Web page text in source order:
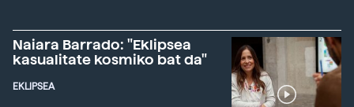
Naiara Barrado: "Eklipsea
kasualitate kosmiko bat da"
EKLIPSEA